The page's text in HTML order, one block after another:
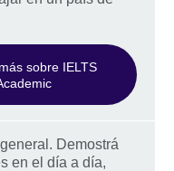
sobre IELTS
Demostrá
en el día a día,